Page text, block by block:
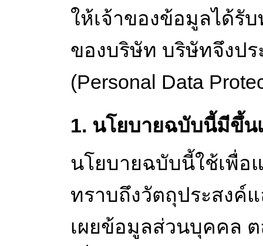
ให้เจ้าของข้อมูลได้รั
ของบริษัท บริษัทจึงป
(Personal Data
1. นโยบายฉบับนี้มีขึ้น
นโยบายฉบับนี้ใช้เพื่อ
ทราบถึงวัตถุประสงค์
เผยข้อมูลส่วนบุคคล